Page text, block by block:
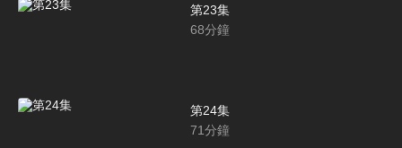
第23集
68分鐘
第24集
71分鐘